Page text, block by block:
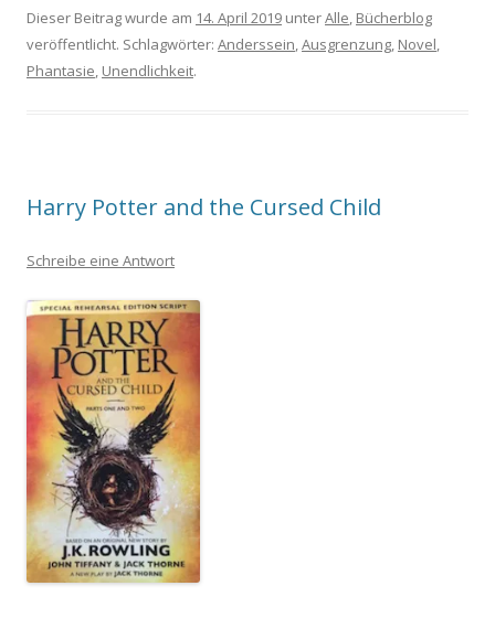
Dieser Beitrag wurde am 14. April 2019 unterAlle, Bücherblog
veröffentlicht. Schlagwörter: Anderssein,Ausgrenzung, Novel,
Phantasie, Unendlichkeit.
Harry Potter and the Cursed Child
Schreibe eine Antwort